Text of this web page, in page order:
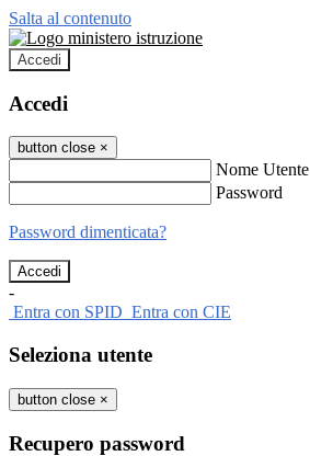
Salta al contenuto
Accedi
Accedi
button close ×
Nome Utente
Password
Password dimenticata?
-
Entra con SPID Entra con CIE
Seleziona utente
button close ×
Recupero password